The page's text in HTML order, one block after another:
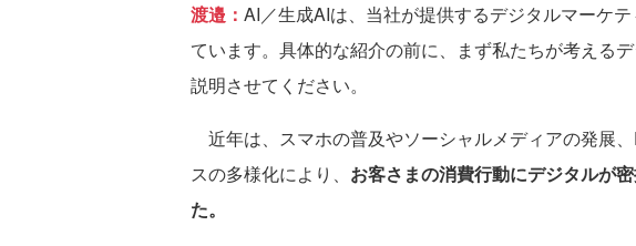
渡邉： AI／生成AIは、当社が提供するデジタルマーケ
ています。具体的な紹介の前に、まず私たちが考える
説明させてください。
近年は、スマホの普及やソーシャルメディアの発展
スの多様化により、 お客さまの消費行動にデジタルが
た。